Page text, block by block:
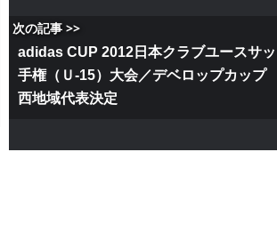
次の記事 >>
adidas CUP 2012日本クラブユースサ
手権（Ｕ-15）大会／デベロップカ
西地域代表決定